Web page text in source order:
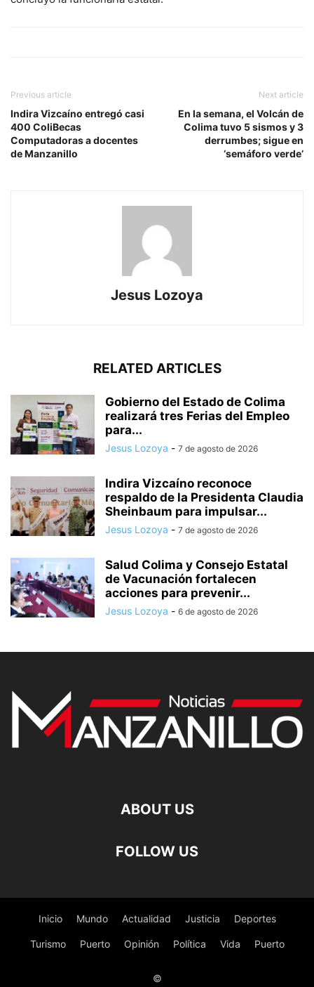
Previous article
Indira Vizcaíno entregó casi
400 ColiBecas
Computadoras a docentes
de Manzanillo
Next article
En la semana, el Volcán de
Colima tuvo 5 sismos y 3
derrumbes; sigue en
‘semáforo verde’
Jesus Lozoya
RELATED ARTICLES
Gobierno del Estado de Colima
realizará tres Ferias del Empleo
para...
Jesus Lozoya - 7 de agosto de 2026
Indira Vizcaíno reconoce
respaldo de la Presidenta Claudia
Sheinbaum para impulsar...
Jesus Lozoya - 7 de agosto de 2026
Salud Colima y Consejo Estatal
de Vacunación fortalecen
acciones para prevenir...
Jesus Lozoya - 6 de agosto de 2026
ABOUT US
FOLLOW US
Inicio Mundo Actualidad Justicia Deportes
Turismo Puerto Opinión Política Vida Puerto
©